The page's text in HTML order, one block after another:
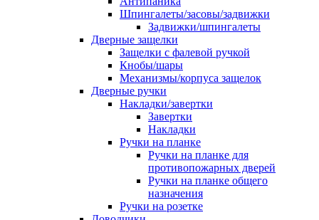
Шпингалеты/засовы/задвижки
Задвижки/шпингалеты
Дверные защелки
Защелки с фалевой ручкой
Кнобы/шары
Механизмы/корпуса защелок
Дверные ручки
Накладки/завертки
Завертки
Накладки
Ручки на планке
Ручки на планке для
противопожарных дверей
Ручки на планке общего
назначения
Ручки на розетке